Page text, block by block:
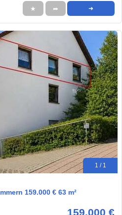
★ ➦ ➜
1 / 1
159.000 € 63 m²
159.000 €